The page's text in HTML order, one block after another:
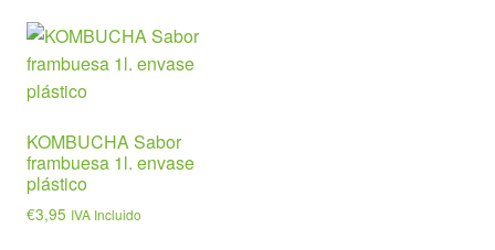
KOMBUCHA Sabor
frambuesa 1l. envase
plástico
€3,95 IVA Incluido